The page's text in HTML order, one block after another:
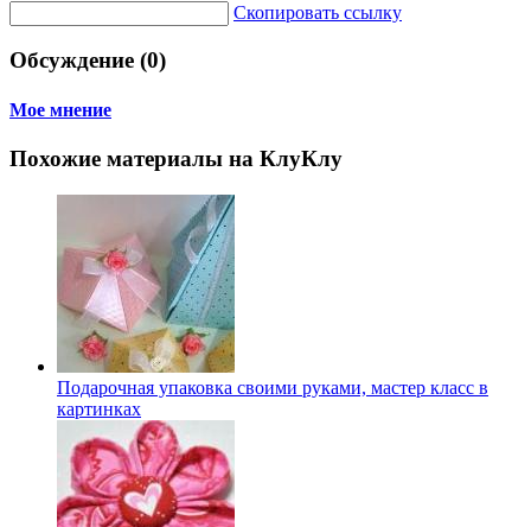
Скопировать ссылку
Обсуждение (0)
Мое мнение
Похожие материалы на КлуКлу
Подарочная упаковка своими руками, мастер класс в
картинках